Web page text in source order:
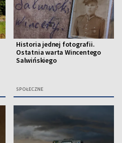
Historia jednej fotografii.
Ostatnia warta Wincentego
Salwińskiego
SPOŁECZNE